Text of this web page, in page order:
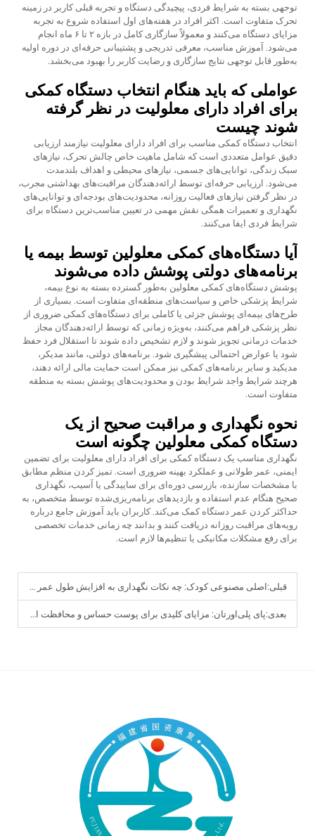
توجهی بسته به شرایط فردی، پیچیدگی دستگاه و تجربه قبلی کاربر در زمینه
تحرک متفاوت است. اکثر افراد در هفته‌های اول استفاده شروع به تجربه
مزایای دستگاه می‌کنند و معمولاً سازگاری کامل در بازه ۲ تا ۶ ماه انجام
می‌شود. آموزش مناسب، معرفی تدریجی و پشتیبانی حرفه‌ای در دوره اولیه
به‌طور قابل توجهی نتایج سازگاری و رضایت کاربر را بهبود می‌بخشد.
عواملی که باید هنگام انتخاب دستگاه کمکی
برای افراد دارای معلولیت در نظر گرفته
شوند چیست
انتخاب دستگاه کمکی مناسب برای افراد دارای معلولیت نیازمند ارزیابی
دقیق عوامل متعددی است که شامل ماهیت خاص چالش تحرک، نیازهای
سبک زندگی، توانایی‌های جسمی، نیازهای محیطی و اهداف بلندمدت
می‌شود. ارزیابی حرفه‌ای توسط ارائه‌دهندگان مراقبت‌های بهداشتی مجرب،
در نظر گرفتن نیازهای فعالیت روزانه، محدودیت‌های بودجه‌ای و توانایی‌های
نگهداری و تعمیرات همگی نقش مهمی در تعیین مناسب‌ترین دستگاه برای
شرایط فردی ایفا می‌کنند.
آیا دستگاه‌های کمکی معلولین توسط بیمه یا
برنامه‌های دولتی پوشش داده می‌شوند
پوشش دستگاه‌های کمکی معلولین به‌طور گسترده بسته به نوع بیمه،
شرایط پزشکی خاص و سیاست‌های منطقه‌ای متفاوت است. بسیاری از
طرح‌های بیمه‌ای پوشش جزئی یا کاملی برای دستگاه‌های کمکی ضروری از
نظر پزشکی فراهم می‌کنند، به‌ویژه زمانی که توسط ارائه‌دهندگان مجاز
خدمات درمانی تجویز شوند و لازم تشخیص داده شوند تا استقلال فرد حفظ
شود یا عوارض احتمالی پیشگیری شود. برنامه‌های دولتی، مانند مدیکر،
مدیکید و سایر برنامه‌های کمکی نیز ممکن است حمایت مالی ارائه دهند،
هرچند شرایط واجد شرایط بودن و محدودیت‌های پوشش بسته به منطقه
متفاوت است.
نحوه نگهداری و مراقبت صحیح از یک
دستگاه کمکی معلولین چگونه است
نگهداری مناسب یک دستگاه کمکی برای افراد دارای معلولیت برای تضمین
ایمنی، عمر طولانی و عملکرد بهینه ضروری است. تمیز کردن منظم مطابق
با مشخصات سازنده، بازرسی دوره‌ای برای ساییدگی یا آسیب، نگهداری
صحیح هنگام عدم استفاده و بازدید‌های برنامه‌ریزی‌شده توسط متخصص، به
حداکثر کردن عمر دستگاه کمک می‌کند. کاربران باید آموزش جامع درباره
رویه‌های مراقبت روزانه دریافت کنند و بدانند چه زمانی خدمات تخصصی
برای رفع مشکلات مکانیکی یا تنظیم‌ها لازم است.
قبلی:اصلی مصنوعی کودک: چه نکات نگهداری به افزایش طول عمر آن کمک می‌کند؟
بعدی:پای پلی‌اورتان: مزایای کلیدی برای پوست حساس و محافظت از اندام باقی‌مانده